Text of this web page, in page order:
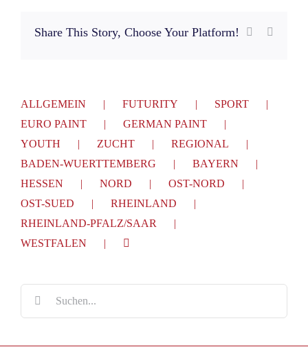
Share This Story, Choose Your Platform! Facebook
ALLGEMEIN FUTURITY
SPORT
EURO PAINT
GERMAN PAINT
YOUTH
ZUCHT
REGIONAL
BADEN-WUERTTEMBERG
BAYERN
HESSEN
NORD
OST-NORD
OST-SUED
RHEINLAND
RHEINLAND-PFALZ/SAAR
WESTFALEN